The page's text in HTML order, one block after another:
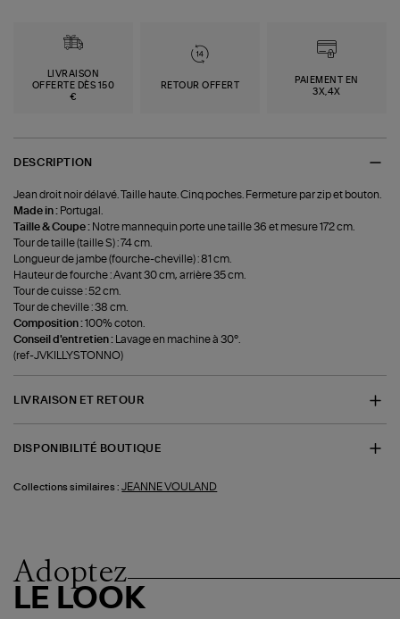
LIVRAISON
OFFERTE DÈS 150
€
RETOUR OFFERT
PAIEMENT EN
3X,4X
DESCRIPTION
Jean droit noir délavé. Taille haute. Cinq poches. Fermeture par zip et bouton.
Made in : Portugal.
Taille & Coupe : Notre mannequin porte une taille 36 et mesure 172 cm.
Tour de taille (taille S) : 74 cm.
Longueur de jambe (fourche-cheville) : 81 cm.
Hauteur de fourche : Avant 30 cm, arrière 35 cm.
Tour de cuisse : 52 cm.
Tour de cheville : 38 cm.
Composition :100% coton.
Conseil d'entretien : Lavage en machine à 30°.
(ref-JVKILLYSTONNO)
LIVRAISON ET RETOUR
DISPONIBILITÉ BOUTIQUE
Collections similaires : JEANNE VOULAND
Adoptez
LE LOOK